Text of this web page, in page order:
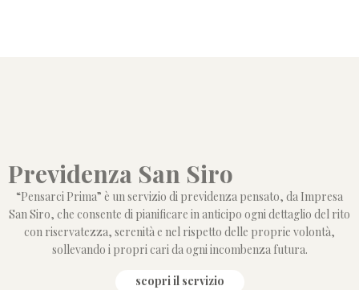
Previdenza San Siro
“Pensarci Prima” è un servizio di previdenza pensato, da Impresa
San Siro, che consente di pianificare in anticipo ogni dettaglio del rito
con riservatezza, serenità e nel rispetto delle proprie volontà,
sollevando i propri cari da ogni incombenza futura.
scopri il servizio